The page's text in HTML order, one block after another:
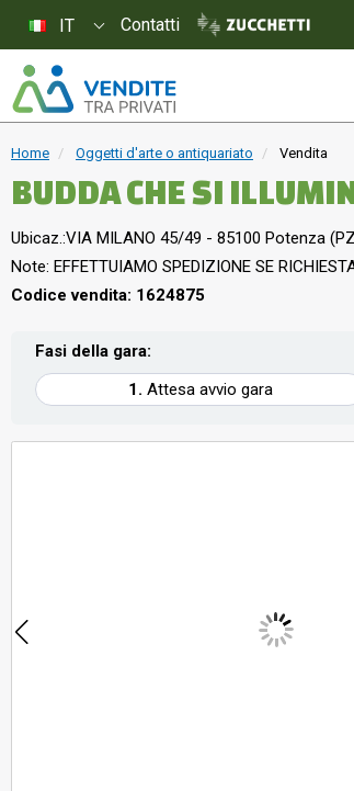
Home Oggetti d'arte o antiquariato Vendita
BUDDA CHE SI
Ubicaz.:VIA MILANO 45/49 - 85100 Potenza
Note: EFFETTUIAMO SPEDIZIONE SE
Codice vendita: 1624875
Fasi della gara:
Attesa avvio gara
IT Contatti